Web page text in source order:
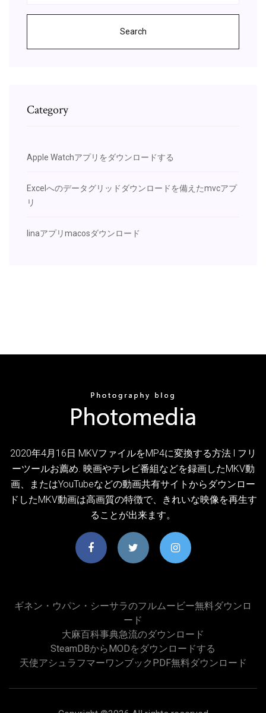
Search
Category
Apple Watchアプリをダウンロードする
Excelへのデータグリッドダウンロードを備えたmvcアプ
リ
Iinaアプリmacosダウンロード
2020年4月16日 MKVファイルをMP4に変換する方法 l フリ
ーツールお薦め. 映画やテレビ番組などを録画したMKV動
画、またはYouTubeなどの動画共有サイトからダウンロー
ドしたMKV動画は高画質の特徴で、きれいな映像を再生す
ることが出来ます。
ギネン・ウパン・シーサラのフルムービー無料ダウンロ
ード
大麻百科事典急流のダウンロード
SteamDBからMODをダウンロードする
天使アシュラフマーワンブックPDF無料ダウンロード